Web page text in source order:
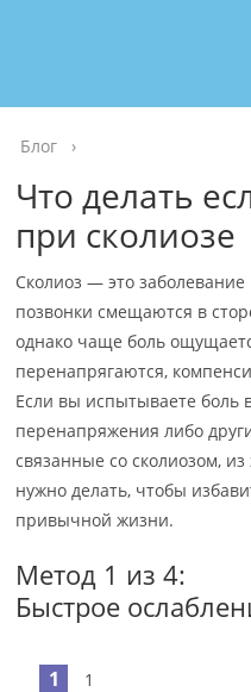
Блог ›
Что делать
при сколиозе
Сколиоз — это
позвонки смещаются в
однако чаще боль
перенапрягаются,
Если вы испытываете боль
перенапряжения либо
связанные со сколиозом,
нужно делать, чтобы
привычной жизни.
Метод 1 из 4:
Быстрое
1